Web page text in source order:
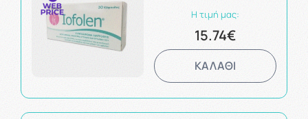
Η τιμή μας:
15.74€
ΚΑΛΑΘΙ